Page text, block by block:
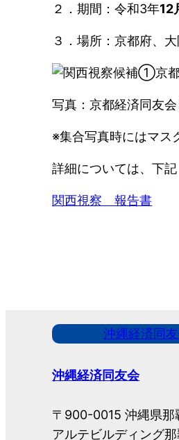
２．期間：令和3年12
３．場所：京都府、
写真：京都経済同友
※集合写真時にはマス
詳細については、下
関西視察 報告書
沖縄経済同
沖縄経済同友会
〒900-0015 沖縄県
アルテビルディング